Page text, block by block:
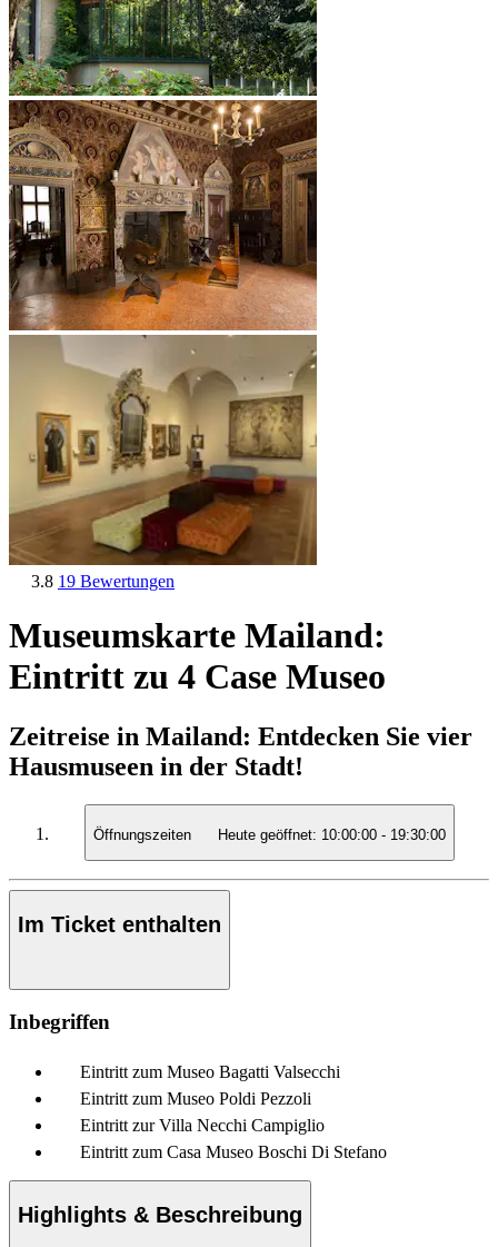
3.8 19 Bewertungen
Museumskarte Mailand:
Eintritt zu 4 Case Museo
Zeitreise in Mailand: Entdecken Sie vier
Hausmuseen in der Stadt!
Öffnungszeiten Heute geöffnet: 10:00:00 - 19:30:00
Im Ticket enthalten
Inbegriffen
Eintritt zum Museo Bagatti Valsecchi
Eintritt zum Museo Poldi Pezzoli
Eintritt zur Villa Necchi Campiglio
Eintritt zum Casa Museo Boschi Di Stefano
Highlights & Beschreibung